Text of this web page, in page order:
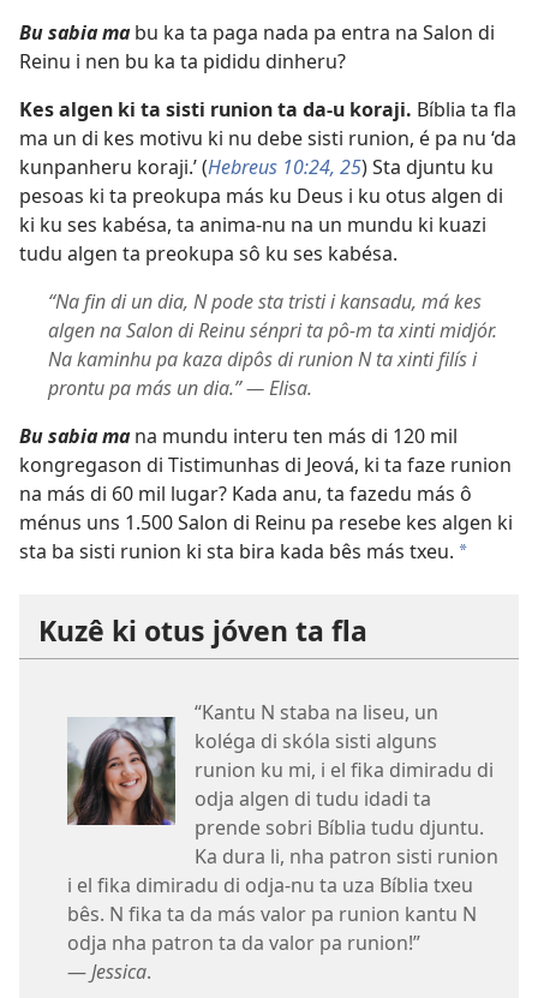
Bu sabia mabu ka ta paga nada pa entra na Salon di
Reinu i nen bu ka ta pididu dinheru?
Kes algen ki ta sisti runion ta da-u koraji. Bíblia ta fla
ma un di kes motivu ki nu debe sisti runion, é pa nu ‘da
kunpanheru koraji.’ (Hebreus 10:24, 25) Sta djuntu ku
pesoas ki ta preokupa más ku Deus i ku otus algen di
ki ku ses kabésa, ta anima-nu na un mundu ki kuazi
tudu algen ta preokupa sô ku ses kabésa.
“Na fin di un dia, N pode sta tristi i kansadu, má kes
algen na Salon di Reinu sénpri ta pô-m ta xinti midjór.
Na kaminhu pa kaza dipôs di runion N ta xinti filís i
prontu pa más un dia.” — Elisa.
Bu sabia mana mundu interu ten más di 120 mil
kongregason di Tistimunhas di Jeová, ki ta faze runion
na más di 60 mil lugar? Kada anu, ta fazedu más ô
ménus uns 1.500 Salon di Reinu pa resebe kes algen ki
sta ba sisti runion ki sta bira kada bês más txeu. a
Kuzê ki otus jóven ta fla
“Kantu N staba na liseu, un
koléga di skóla sisti alguns
runion ku mi, i el fika dimiradu di
odja algen di tudu idadi ta
prende sobri Bíblia tudu djuntu.
Ka dura li, nha patron sisti runion
i el fika dimiradu di odja-nu ta uza Bíblia txeu
bês. N fika ta da más valor pa runion kantu N
odja nha patron ta da valor pa runion!”
—Jessica.